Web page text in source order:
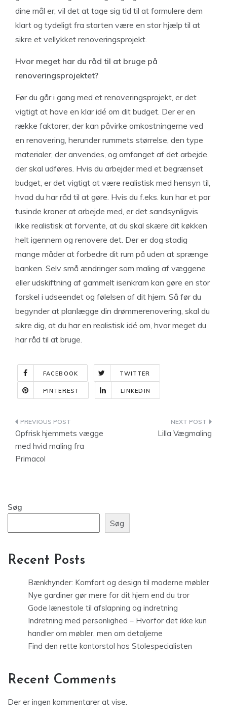
dine mål er, vil det at tage sig tid til at formulere dem
klart og tydeligt fra starten være en stor hjælp til at
sikre et vellykket renoveringsprojekt.
Hvor meget har du råd til at bruge på
renoveringsprojektet?
Før du går i gang med et renoveringsprojekt, er det
vigtigt at have en klar idé om dit budget. Der er en
række faktorer, der kan påvirke omkostningerne ved
en renovering, herunder rummets størrelse, den type
materialer, der anvendes, og omfanget af det arbejde,
der skal udføres. Hvis du arbejder med et begrænset
budget, er det vigtigt at være realistisk med hensyn til,
hvad du har råd til at gøre. Hvis du f.eks. kun har et par
tusinde kroner at arbejde med, er det sandsynligvis
ikke realistisk at forvente, at du skal skære dit køkken
helt igennem og renovere det. Der er dog stadig
mange måder at forbedre dit rum på uden at sprænge
banken. Selv små ændringer som maling af væggene
eller udskiftning af gammelt isenkram kan gøre en stor
forskel i udseendet og følelsen af dit hjem. Så før du
begynder at planlægge din drømmerenovering, skal du
sikre dig, at du har en realistisk idé om, hvor meget du
har råd til at bruge.
FACEBOOK TWITTER
PINTEREST LINKEDIN
Indlægsnavigation
Opfrisk hjemmets vægge
med hvid maling fra
Primacol
Lilla Vægmaling
Søg
Søg
Recent Posts
Bænkhynder: Komfort og design til moderne møbler
Nye gardiner gør mere for dit hjem end du tror
Gode lænestole til afslapning og indretning
Indretning med personlighed – Hvorfor det ikke kun
handler om møbler, men om detaljerne
Find den rette kontorstol hos Stolespecialisten
Recent Comments
Der er ingen kommentarer at vise.